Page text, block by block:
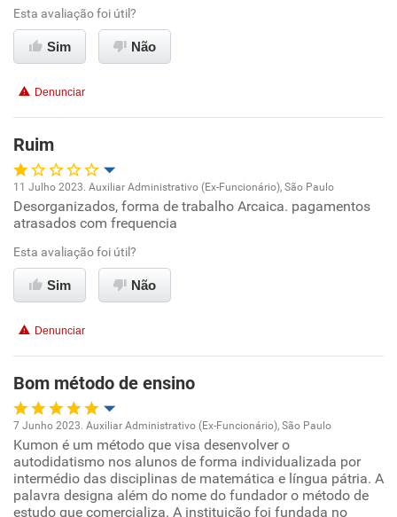
Ambiente de trabalho
Benefícios
Não recomenda esta empresa
Esta avaliação foi útil?
Sim Não
Denunciar
Ruim
Oportunidade de promoção
Ambiente de trabalho
Conciliação com a vida familiar
Não recomenda esta empresa
Não recomenda a diretoria
11 Julho 2023. Auxiliar Administrativo (Ex-Funcionário), São Paulo
Desorganizados, forma de trabalho Arcaica. pagamentos
atrasados com frequencia
Esta avaliação foi útil?
Sim Não
Denunciar
Bom método de ensino
Oportunidade de promoção
Ambiente de trabalho
7 Junho 2023. Auxiliar Administrativo (Ex-Funcionário), São Paulo
Kumon é um método que visa desenvolver o
autodidatismo nos alunos de forma individualizada por
intermédio das disciplinas de matemática e língua pátria. A
palavra designa além do nome do fundador o método de
estudo que comercializa. A instituição foi fundada no